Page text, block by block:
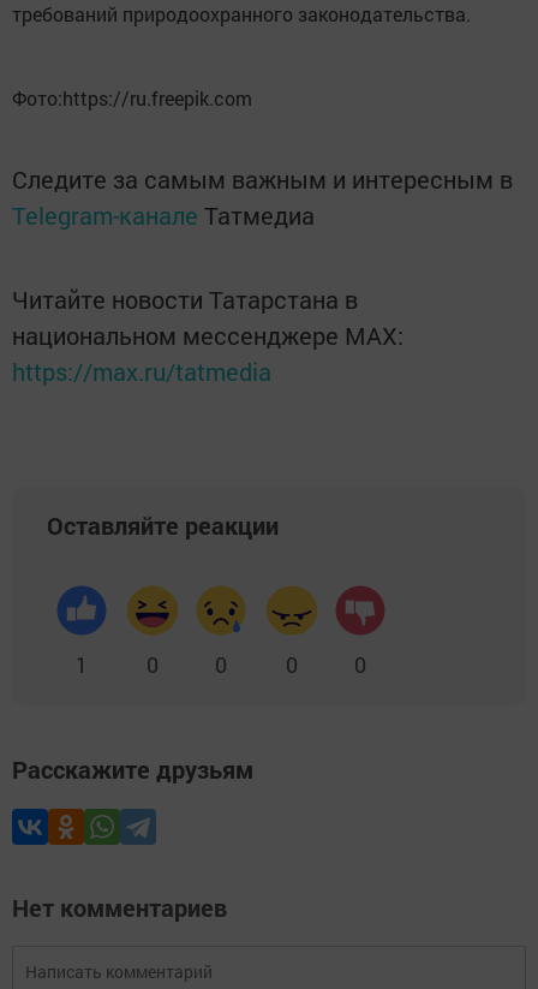
требований природоохранного законодательства.
Фото:https://ru.freepik.com
Следите за самым важным и интересным в
Telegram-канале Татмедиа
Читайте новости Татарстана в
национальном мессенджере MАХ:
https://max.ru/tatmedia
Оставляйте реакции
1 0 0 0 0
Расскажите друзьям
Нет комментариев